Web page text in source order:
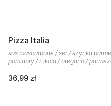
Pizza Italia
sos mascarpone / ser / szynka
pomidory / rukola / oregano /
36,99 zł